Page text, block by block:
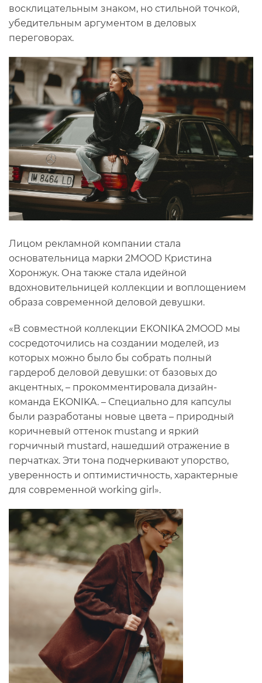
восклицательным знаком, но стильной точкой,
убедительным аргументом в деловых
переговорах.
Лицом рекламной компании стала
основательница марки 2MOOD Кристина
Хоронжук. Она также стала идейной
вдохновительницей коллекции и воплощением
образа современной деловой девушки.
«В совместной коллекции EKONIKA 2MOOD мы
сосредоточились на создании моделей, из
которых можно было бы собрать полный
гардероб деловой девушки: от базовых до
акцентных, – прокомментировала дизайн-
команда EKONIKA. – Специально для капсулы
были разработаны новые цвета – природный
коричневый оттенок mustang и яркий
горчичный mustard, нашедший отражение в
перчатках. Эти тона подчеркивают упорство,
уверенность и оптимистичность, характерные
для современной working girl».